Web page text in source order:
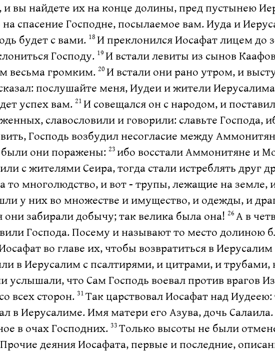
вы найдете их на конце долины, пред пустынею
спасение Господне, посылаемое вам. Иуда и
будет с вами. 18 И преклонился Иосафат лицем до
Господу. 19 И встали левиты из сынов
весьма громким. 20 И встали они рано утром, и
послушайте меня, Иудеи и жители
успех вам. 21 И совещался он с народом, и
славословили и говорили: славьте Господа,
Господь возбудил несогласие между
они поражены: 23 ибо восстали Аммонитяне и
с жителями Сеира, тогда стали истреблять друг
многолюдство, и вот - трупы, лежащие на земле,
у них во множестве и имущество, и одежды, и
забирали добычу; так велика была она! 26 А в
Господа. Посему и называют то место долиною
во главе их, чтобы возвратиться в
в Иерусалим с псалтирями, и цитрами, и трубами,
что Сам Господь воевал против врагов
всех сторон. 31 Так царствовал Иосафат над
в Иерусалиме. Имя матери его Азува, дочь Салаила.
в очах Господних. 33 Только высоты не были
Прочие деяния Иосафата, первые и последние,